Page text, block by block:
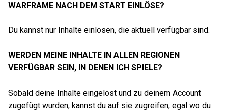
WARFRAME NACH DEM START EINLÖSE?
Du kannst nur Inhalte einlösen, die aktuell verfügbar sind.
WERDEN MEINE INHALTE IN ALLEN REGIONEN
VERFÜGBAR SEIN, IN DENEN ICH SPIELE?
Sobald deine Inhalte eingelöst und zu deinem Account
zugefügt wurden, kannst du auf sie zugreifen, egal wo du